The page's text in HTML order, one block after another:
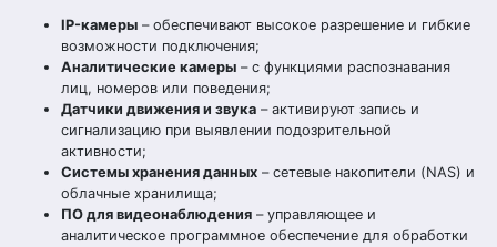
IP-камеры – обеспечивают высокое разрешение и гибкие
возможности подключения;
Аналитические камеры – с функциями распознавания
лиц, номеров или поведения;
Датчики движения и звука – активируют запись и
сигнализацию при выявлении подозрительной
активности;
Системы хранения данных – сетевые накопители (NAS) и
облачные хранилища;
ПО для видеонаблюдения – управляющее и
аналитическое программное обеспечение для обработки